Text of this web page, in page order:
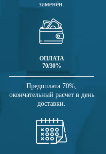
заменён.
ОПЛАТА
70/30%
Предоплата 70%,
окончательный расчет в день
доставки.